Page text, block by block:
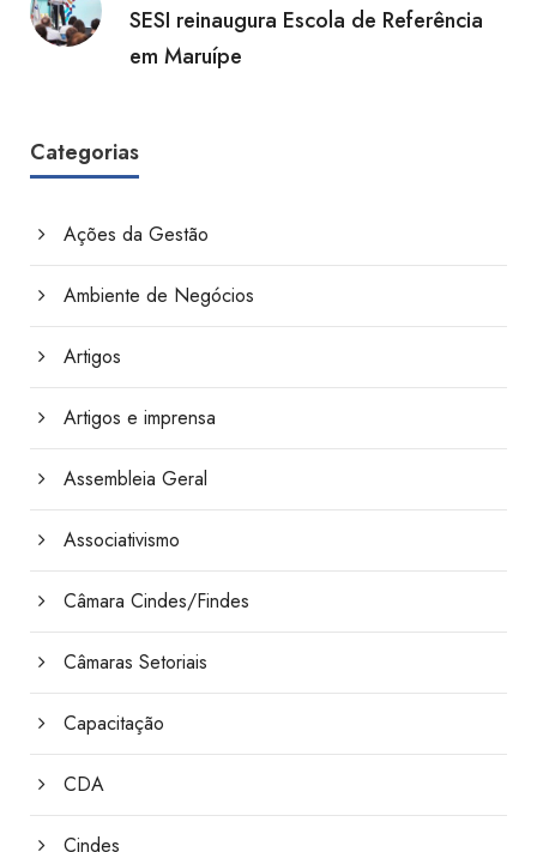
SESI reinaugura Escola de Referência
em Maruípe
Categorias
Ações da Gestão
Ambiente de Negócios
Artigos
Artigos e imprensa
Assembleia Geral
Associativismo
Câmara Cindes/Findes
Câmaras Setoriais
Capacitação
CDA
Cindes